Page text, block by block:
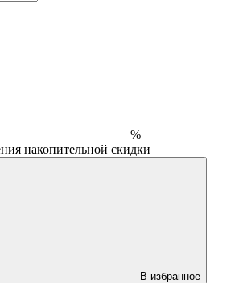
%
накопительной скидки
В избранное